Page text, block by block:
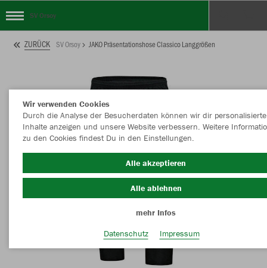
SV Orsoy
ZURÜCK SV Orsoy JAKO Präsentationshose Classico Langgrößen
Wir verwenden Cookies
Durch die Analyse der Besucherdaten können wir dir personalisierte
Inhalte anzeigen und unsere Website verbessern. Weitere
zu den Cookies findest Du in den Einstellungen.
Alle akzeptieren
Alle ablehnen
mehr Infos
Datenschutz
Impressum